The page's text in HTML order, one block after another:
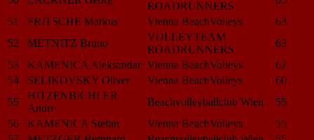
ROADRUNNERS
51
FRITSCHE Markus Vienna BeachVolleys
63
52
METNITZ Bruno
VOLLEYTEAM
ROADRUNNERS
63
53
KAMENICA Aleksandar Vienna BeachVolleys
62
54
SELIKOVSKY Oliver Vienna BeachVolleys
60
55
HITZENBICHLER
Andre
Beachvolleyballclub Wien
55
56
KAMENICA Stefan Vienna BeachVolleys
55